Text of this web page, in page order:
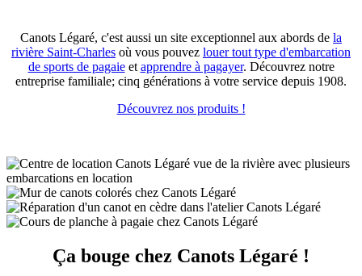
Canots Légaré, c'est aussi un site exceptionnel aux abords de la
rivière Saint-Charles où vous pouvez louer tout type d'embarcation
de sports de pagaieet apprendre à pagayer. Découvrez notre
entreprise familiale; cinq générations à votre service depuis 1908.
Découvrez nos produits !
Ça bouge chez Canots Légaré !